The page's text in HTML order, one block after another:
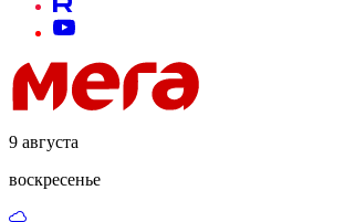
9 августа
воскресенье